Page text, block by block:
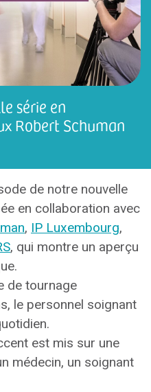
série en
Robert Schuman
de notre nouvelle
en collaboration avec
, IP Luxembourg,
, qui montre un aperçu
de tournage
le personnel soignant
est mis sur une
médecin, un soignant